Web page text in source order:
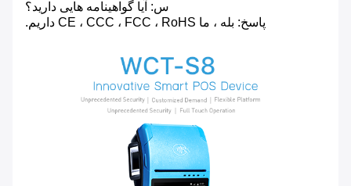
س: آیا گواهینامه هایی دارید؟
پاسخ: بله ، ما CE ، CCC ، FCC ، RoHS داریم.